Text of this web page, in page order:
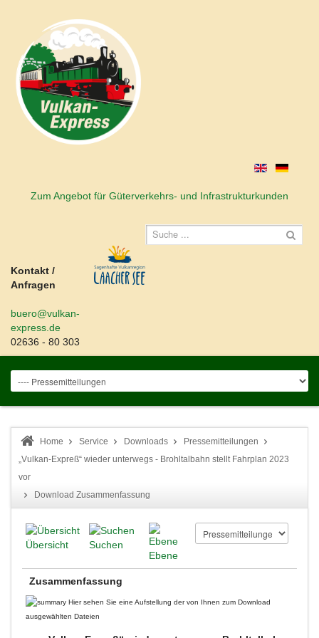
Zum Angebot für Güterverkehrs- und Infrastrukturkunden
Kontakt /
Anfragen
buero@vulkan-
express.de
02636 - 80 303
Home Service Downloads
Pressemitteilungen
„Vulkan-Expreß“ wieder unterwegs - Brohltalbahn stellt Fahrplan 2023
vor
Download Zusammenfassung
Übersicht
Suchen
Ebene
Zusammenfassung
Hier sehen Sie eine Aufstellung der von Ihnen zum Download
ausgewählten Dateien